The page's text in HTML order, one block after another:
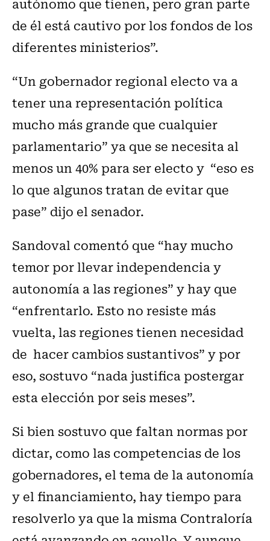
de él está cautivo por los fondos de los
diferentes ministerios”.
“Un gobernador regional electo va a
tener una representación política
mucho más grande que cualquier
parlamentario” ya que se necesita al
menos un 40% para ser electo y “eso es
lo que algunos tratan de evitar que
pase” dijo el senador.
Sandoval comentó que “hay mucho
temor por llevar independencia y
autonomía a las regiones” y hay que
“enfrentarlo. Esto no resiste más
vuelta, las regiones tienen necesidad
de hacer cambios sustantivos” y por
eso, sostuvo “nada justifica postergar
esta elección por seis meses”.
Si bien sostuvo que faltan normas por
dictar, como las competencias de los
gobernadores, el tema de la autonomía
y el financiamiento, hay tiempo para
resolverlo ya que la misma Contraloría